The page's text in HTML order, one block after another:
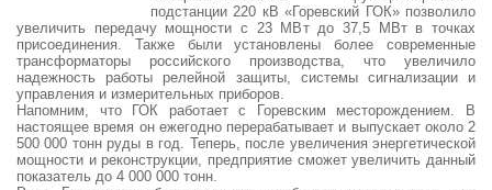
подстанции 220 кВ «Горевский ГОК» позволило
увеличить передачу мощности с 23 МВт до 37,5 МВт в точках
присоединения. Также были установлены более современные
трансформаторы российского производства, что увеличило
надежность работы релейной защиты, системы сигнализации и
управления и измерительных приборов.
Напомним, что ГОК работает с Горевским месторождением. В
настоящее время он ежегодно перерабатывает и выпускает около 2
500 000 тонн руды в год. Теперь, после увеличения энергетической
мощности и реконструкции, предприятие сможет увеличить данный
показатель до 4 000 000 тонн.